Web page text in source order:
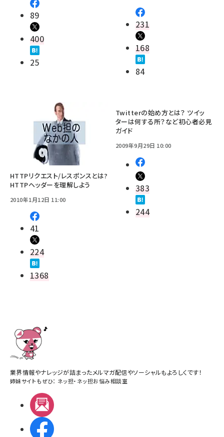
89
400
25
231
168
84
HTTPリクエスト/レスポンスとは?
HTTPヘッダーを理解しよう
2010年1月12日 11:00
41
224
1368
Twitterの始め方とは？ ツイッ
ターは何する所？など初心者必見
ガイド
2009年9月29日 10:00
383
244
業界情報やナレッジが詰まったメルマガ配信やソーシャルもよろしくです！
姉妹サイトもぜひ： ネッ担・ ネッ担お悩み相談室